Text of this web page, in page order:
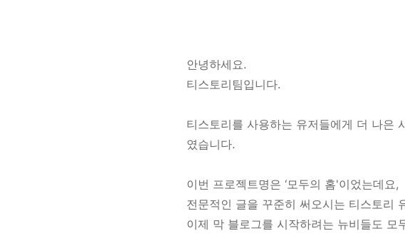
안녕하세요.
티스토리팀입니다.
티스토리를 사용하는 유저들에게 더 나은
였습니다.
이번 프로젝트명은 ‘모두의 홈'이었는데요,
전문적인 글을 꾸준히 써오시는 티스토리
이제 막 블로그를 시작하려는 뉴비들도 모